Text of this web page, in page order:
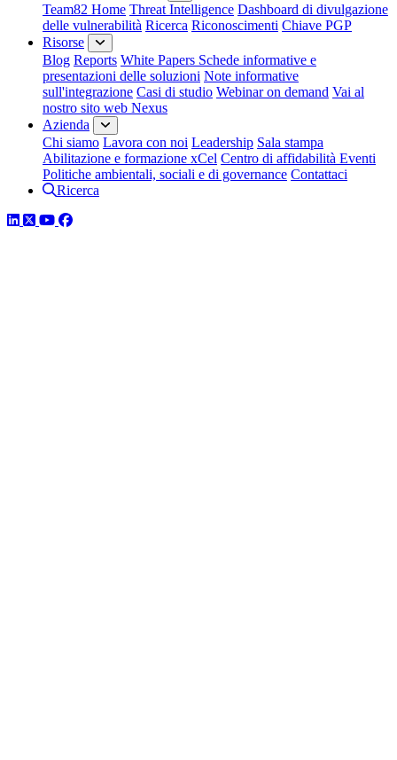
Team82 Home Threat Intelligence Dashboard di divulgazione
delle vulnerabilità Ricerca Riconoscimenti Chiave PGP
Risorse
Blog Reports White Papers Schede informative e
presentazioni delle soluzioni Note informative
sull'integrazione Casi di studio Webinar on demand Vai al
nostro sito web Nexus
Azienda
Chi siamo Lavora con noi Leadership Sala stampa
Abilitazione e formazione xCel Centro di affidabilità Eventi
Politiche ambientali, sociali e di governance Contattaci
Ricerca
LinkedIn
TwitterYouTube
Facebook